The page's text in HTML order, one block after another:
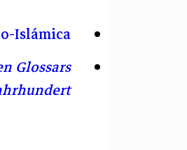
Islámica
Glossars